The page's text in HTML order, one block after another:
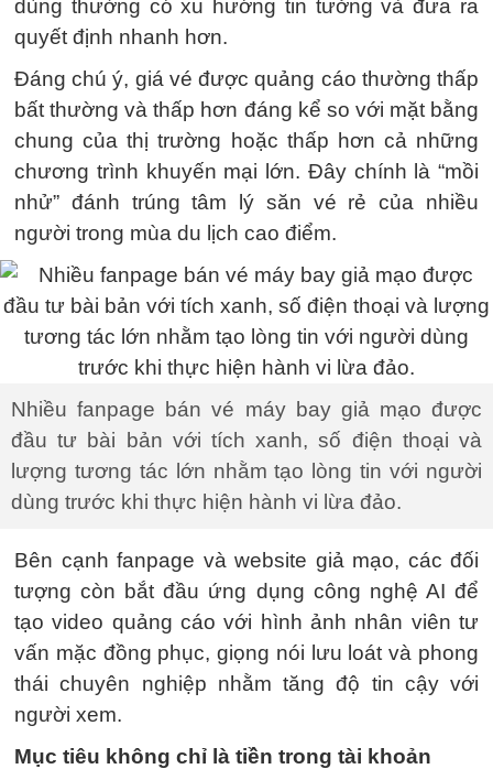
dùng thường có xu hướng tin tưởng và đưa ra
quyết định nhanh hơn.
Đáng chú ý, giá vé được quảng cáo thường thấp
bất thường và thấp hơn đáng kể so với mặt bằng
chung của thị trường hoặc thấp hơn cả những
chương trình khuyến mại lớn. Đây chính là “mồi
nhử” đánh trúng tâm lý săn vé rẻ của nhiều
người trong mùa du lịch cao điểm.
Nhiều fanpage bán vé máy bay giả mạo được
đầu tư bài bản với tích xanh, số điện thoại và
lượng tương tác lớn nhằm tạo lòng tin với người
dùng trước khi thực hiện hành vi lừa đảo.
Bên cạnh fanpage và website giả mạo, các đối
tượng còn bắt đầu ứng dụng công nghệ AI để
tạo video quảng cáo với hình ảnh nhân viên tư
vấn mặc đồng phục, giọng nói lưu loát và phong
thái chuyên nghiệp nhằm tăng độ tin cậy với
người xem.
Mục tiêu không chỉ là tiền trong tài khoản